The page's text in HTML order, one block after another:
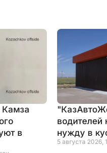
Камза
в
водителей
нужду в
5 августа 2026,